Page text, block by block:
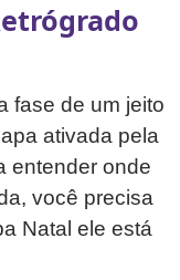
fase de um jeito
ativada pela
entender onde
você precisa
Natal ele está